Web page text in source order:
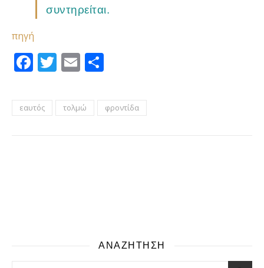
συντηρείται.
πηγή
Facebook
Twitter
Email
εαυτός τολμώ φροντίδα
ΑΝΑΖΗΤΗΣΗ